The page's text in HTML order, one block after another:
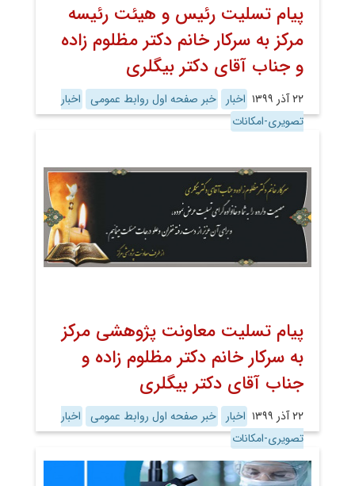
پیام تسلیت رئیس و هیئت رئیسه
مرکز به سرکار خانم دکتر مظلوم زاده
و جناب آقای دکتر بیگلری
۲۲ آذر ۱۳۹۹ اخبار خبر صفحه اول روابط عمومی اخبار
تصویری-امکانات
پیام تسلیت معاونت پژوهشی مرکز
به سرکار خانم دکتر مظلوم زاده و
جناب آقای دکتر بیگلری
۲۲ آذر ۱۳۹۹ اخبار خبر صفحه اول روابط عمومی اخبار
تصویری-امکانات